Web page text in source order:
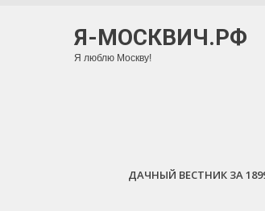
Я-МОСКВИЧ.РФ
Я люблю Москву!
ДАЧНЫЙ ВЕСТНИК ЗА